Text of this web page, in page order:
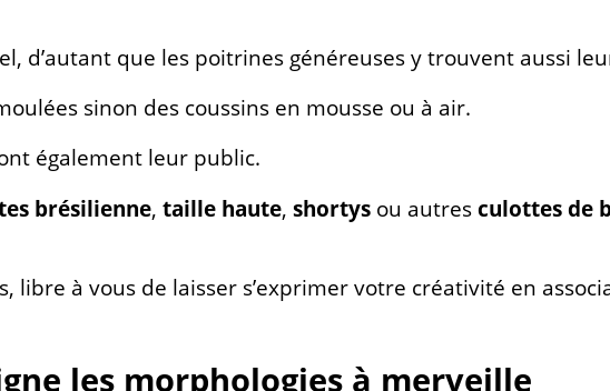
d’autant que les poitrines généreuses y trouvent aussi
sinon des coussins en mousse ou à air.
également leur public.
brésilienne, taille haute, shortys ou autresculottes de
à vous de laisser s’exprimer votre créativité en
les morphologies à merveille